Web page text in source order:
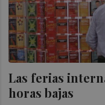
Las ferias
horas bajas